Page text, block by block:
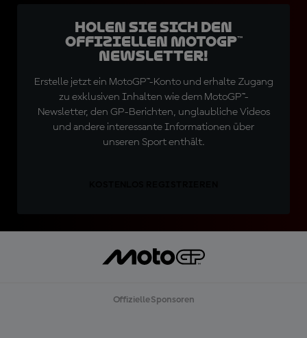
Holen Sie sich den
offiziellen MotoGP™
Newsletter!
Erstelle jetzt ein MotoGP™-Konto und erhalte Zugang
zu exklusiven Inhalten wie dem MotoGP™-
Newsletter, den GP-Berichten, unglaubliche Videos
und andere interessante Informationen über
unseren Sport enthält.
Offizielle Sponsoren